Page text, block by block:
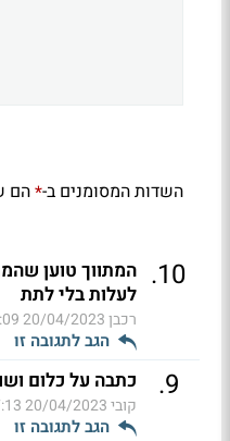
השדות המסומנים ב-*הם
10
. המתווך טוען
לעלות בלי לתת
רכבן20/04/2023 21:09
הגב לתגובה זו
9
. כתבה על כלום
קובי20/04/2023 07:13
הגב לתגובה זו